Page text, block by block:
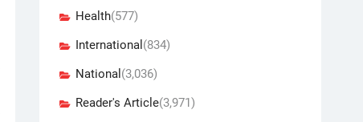
Health(577)
International (834)
National (3,036)
Reader's Article(3,971)